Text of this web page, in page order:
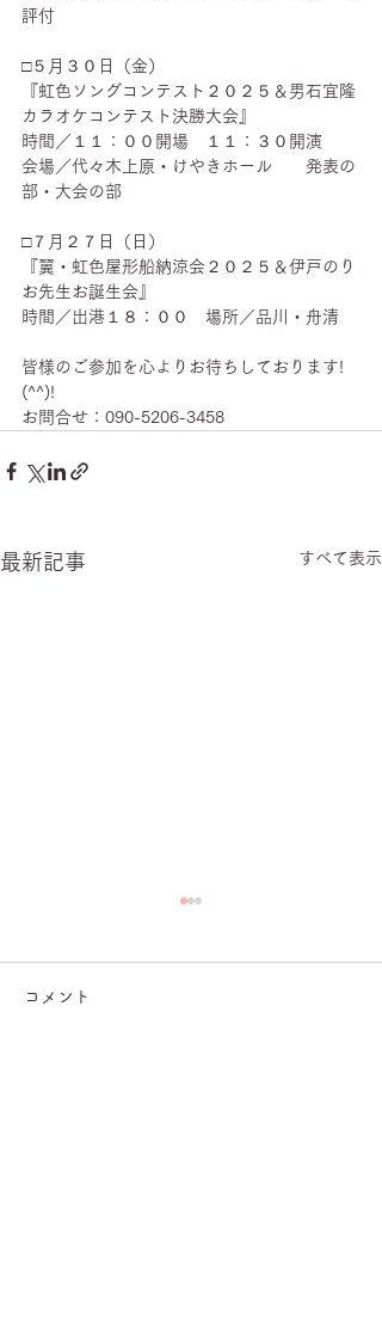
評付
□５月３０日（金）
『虹色ソングコンテスト２０２５＆男石宜隆
カラオケコンテスト決勝大会』
時間／１１：００開場　１１：３０開演
会場／代々木上原・けやきホール　　発表の
部・大会の部
□７月２７日（日）
『翼・虹色屋形船納涼会２０２５＆伊戸のり
お先生お誕生会』
時間／出港１８：００　場所／品川・舟清
皆様のご参加を心よりお待ちしております!
(^^)!
お問合せ：090-5206-3458
最新記事 すべて表示
コメント